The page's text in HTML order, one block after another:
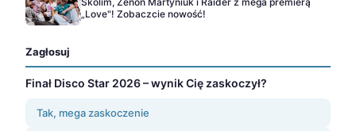
„Love"! Zobaczcie nowość!
Zagłosuj
Finał Disco Star 2026 – wynik Cię zaskoczył?
Tak, mega zaskoczenie